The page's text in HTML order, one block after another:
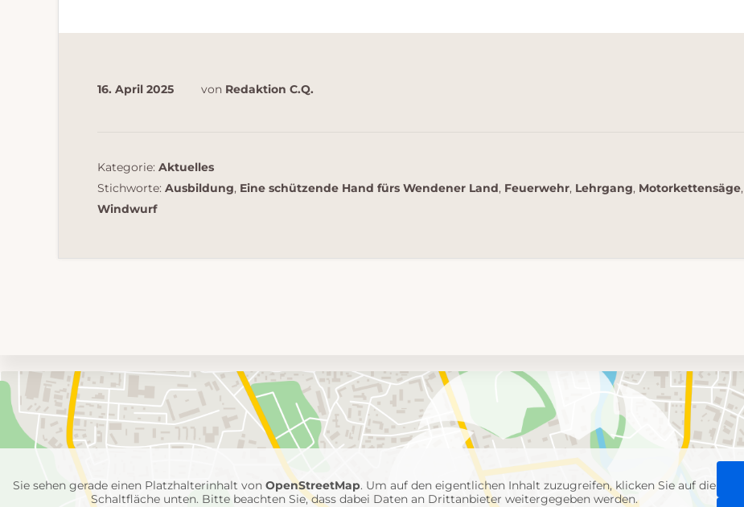
16. April 2025 von Redaktion C.Q.
Kategorie: Aktuelles
Stichworte: Ausbildung, Eine schützende Hand fürs Wendener Land, Feuerwehr, Lehrgang, Motorkettensäge,
Windwurf
Umgebungskarte
mit
Feuerwehr-
Einheiten
Sie sehen gerade einen Platzhalterinhalt vonOpenStreetMap. Um auf den eigentlichen Inhalt zuzugreifen, klicken Sie auf die
Schaltfläche unten. Bitte beachten Sie, dass dabei Daten an Drittanbieter weitergegeben werden.